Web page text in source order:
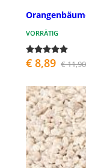
VORRÄTIG
€ 8,89 € 11,90